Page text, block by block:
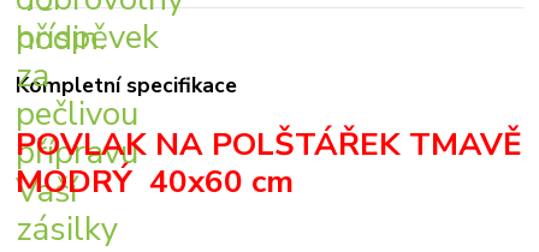
Kompletní specifikace
POVLAK NA POLŠTÁŘEK TMAVĚ
MODRÝ 40x60 cm